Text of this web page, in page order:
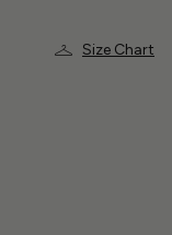
Size Chart